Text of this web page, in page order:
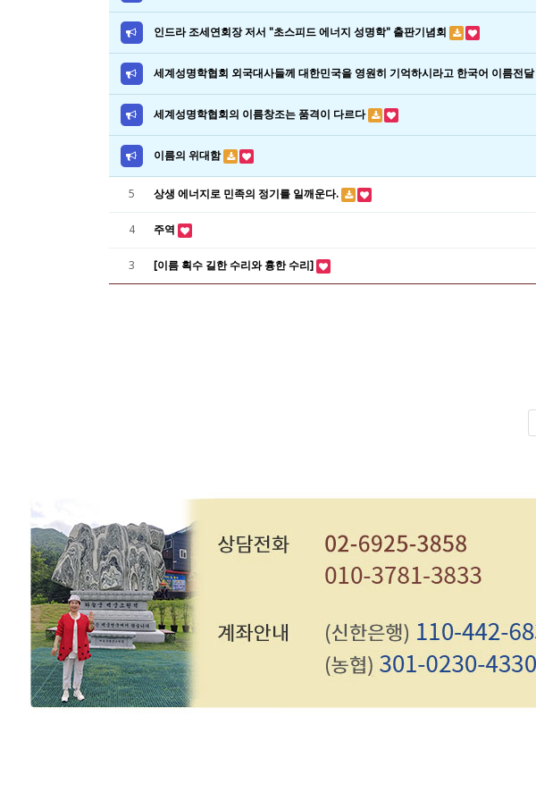
인드라 조세연회장 저서 "초스피드 에너지 성명학" 출판기념회
세계성명학협회 외국대사들께 대한민국을 영원히 기억하시라고 한국어 이름전달
세계성명학협회의 이름창조는 품격이 다르다
이름의 위대함
5 상생 에너지로 민족의 정기를 일깨운다.
4 주역
3 [이름 획수 길한 수리와 흉한 수리]